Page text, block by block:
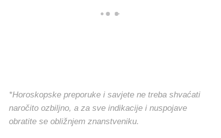
*Horoskopske preporuke i savjete ne treba shvaćati
naročito ozbiljno, a za sve indikacije i nuspojave
obratite se obližnjem znanstveniku.